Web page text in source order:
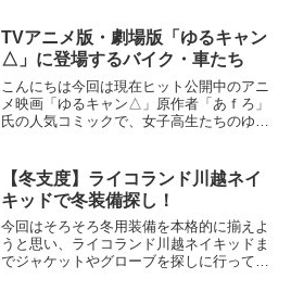
と思います。ヘルメットの持ち歩きが必要
な際に非常に...
TVアニメ版・劇場版「ゆるキャン
△」に登場するバイク・車たち
こんにちは今回は現在ヒット公開中のアニ
メ映画「ゆるキャン△」原作者「あｆろ」
氏の人気コミックで、女子高生たちのゆる
アニメ化と人気コンテンツに成長し、キャ
ンプブームも巻...
【冬支度】ライコランド川越ネイ
キッドで冬装備探し！
今回はそろそろ冬用装備を本格的に揃えよ
うと思い、ライコランド川越ネイキッドま
でジャケットやグローブを探しに行ってき